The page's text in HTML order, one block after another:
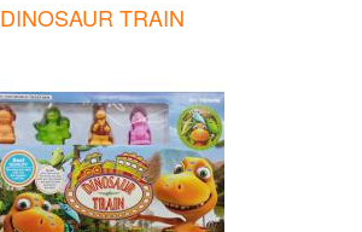
DINOSAUR TRAIN